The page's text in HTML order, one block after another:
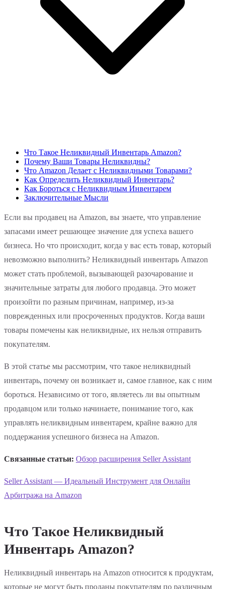
Что Такое Неликвидный Инвентарь Amazon?
Почему Ваши Товары Неликвидны?
Что Amazon Делает с Неликвидными Товарами?
Как Определить Неликвидный Инвентарь?
Как Бороться с Неликвидным Инвентарем
Заключительные Мысли
Если вы продавец на Amazon, вы знаете, что управление
запасами имеет решающее значение для успеха вашего
бизнеса. Но что происходит, когда у вас есть товар, который
невозможно выполнить? Неликвидный инвентарь Amazon
может стать проблемой, вызывающей разочарование и
значительные затраты для любого продавца. Это может
произойти по разным причинам, например, из-за
поврежденных или просроченных продуктов. Когда ваши
товары помечены как неликвидные, их нельзя отправить
покупателям.
В этой статье мы рассмотрим, что такое неликвидный
инвентарь, почему он возникает и, самое главное, как с ним
бороться. Независимо от того, являетесь ли вы опытным
продавцом или только начинаете, понимание того, как
управлять неликвидным инвентарем, крайне важно для
поддержания успешного бизнеса на Amazon.
Связанные статьи: Обзор расширения Seller Assistant
Seller Assistant — Идеальный Инструмент для Онлайн
Арбитража на Amazon
Что Такое Неликвидный
Инвентарь Amazon?
Неликвидный инвентарь на Amazon относится к продуктам,
которые не могут быть проданы покупателям по различным